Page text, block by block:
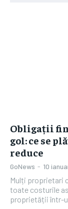
Obligații
gol: ce se
reduce
GoNews - 10
Mulți proprietari
toate costurile
proprietății într-